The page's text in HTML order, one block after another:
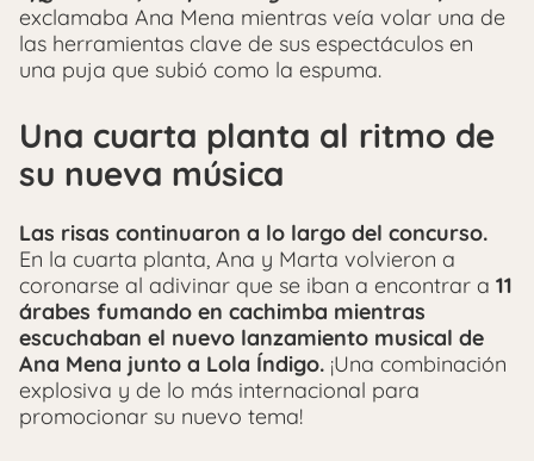
exclamaba Ana Mena mientras veía volar una de
las herramientas clave de sus espectáculos en
una puja que subió como la espuma.
Una cuarta planta al ritmo de
su nueva música
Las risas continuaron a lo largo del concurso.
En la cuarta planta, Ana y Marta volvieron a
coronarse al adivinar que se iban a encontrar a 11
árabes fumando en cachimba mientras
escuchaban el nuevo lanzamiento musical de
Ana Mena junto a Lola Índigo. ¡Una combinación
explosiva y de lo más internacional para
promocionar su nuevo tema!